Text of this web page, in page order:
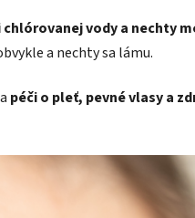
vody a nechty
a nechty sa lámu.
péči o pleť, pevné vlasy a